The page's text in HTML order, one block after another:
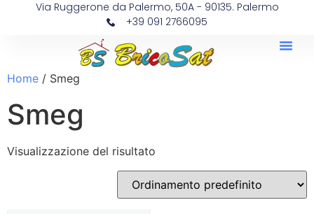
Via Ruggerone da Palermo, 50A - 90135. Palermo
+39 091 2766095
Home / Smeg
Smeg
Visualizzazione del risultato